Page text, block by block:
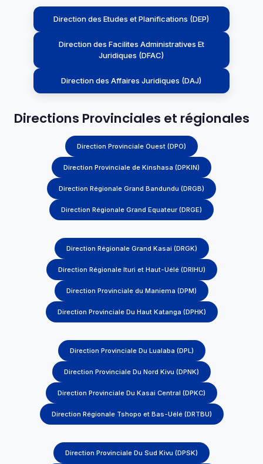
Direction des Etudes et Planifications (DEP)
Direction des Facilites Administratives Et
Juridiques (DFAC)
Direction des Affaires Juridiques (DAJ)
Directions Provinciales et régionales
Direction Provinciale Ouest (DPO)
Direction Provinciale de Kinshasa (DPKIN)
Direction Régionale Grand Bandundu (DRGB)
Direction Régionale Grand Equateur (DRGE)
Direction Régionale Grand Kasai (DRGK)
Direction Régionale Ituri et Haut-Uélé (DRIHU)
Direction Provinciale du Maniema (DPM)
Direction Provinciale Du Haut Katanga (DPHK)
Direction Provinciale Du Lualaba (DPL)
Direction Provinciale Du Nord Kivu (DPNK)
Direction Provinciale Du Kasai Central (DPKC)
Direction Régionale Tshopo et Bas-Uélé (DRTBU)
Direction Provinciale Du Sud Kivu (DPSK)